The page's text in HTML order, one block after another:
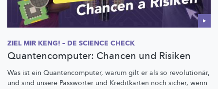
ZIEL MIR KENG! – DE SCIENCE CHECK
Quantencomputer: Chancen und Risiken
Was ist ein Quantencomputer, warum gilt er als so revolutionär,
und sind unsere Passwörter und Kreditkarten noch sicher, wenn